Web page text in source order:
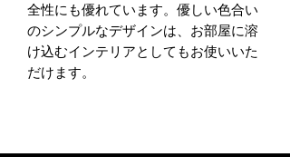
全性にも優れています。優しい色合い
のシンプルなデザインは、お部屋に溶
け込むインテリアとしてもお使いいた
だけます。